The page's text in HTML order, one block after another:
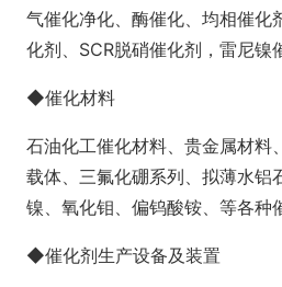
气催化净化、酶催化、均相催化
化剂、SCR脱硝催化剂，雷尼镍
◆催化材料
石油化工催化材料、贵金属材料
载体、三氟化硼系列、拟薄水铝
镍、氧化钼、偏钨酸铵、等各种
◆催化剂生产设备及装置